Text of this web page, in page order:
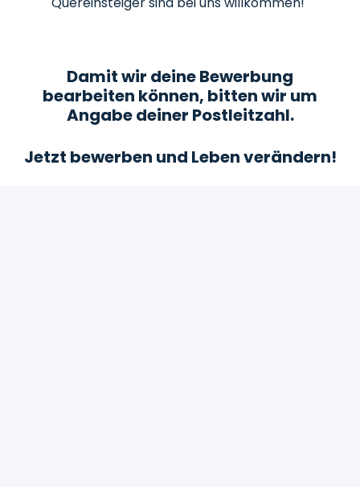
Damit wir deine Bewerbung
bearbeiten können, bitten wir um
Angabe deiner Postleitzahl.
Jetzt bewerben und Leben verändern!